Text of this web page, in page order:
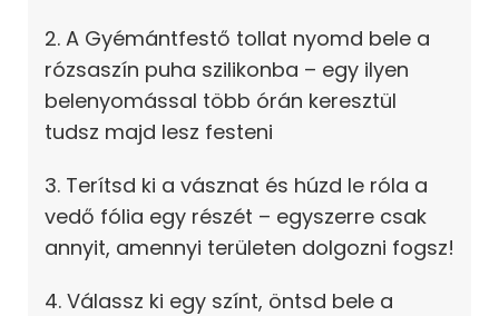
2. A Gyémántfestő tollat nyomd bele a
rózsaszín puha szilikonba – egy ilyen
belenyomással több órán keresztül
tudsz majd lesz festeni
3. Terítsd ki a vásznat és húzd le róla a
vedő fólia egy részét – egyszerre csak
annyit, amennyi területen dolgozni fogsz!
4. Válassz ki egy színt, öntsd bele a